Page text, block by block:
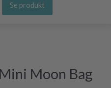
Se produkt
Moon Bag